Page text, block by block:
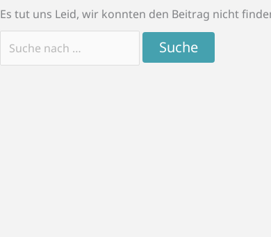
Es tut uns Leid, wir konnten den Beitrag nicht
Suchen
nach: